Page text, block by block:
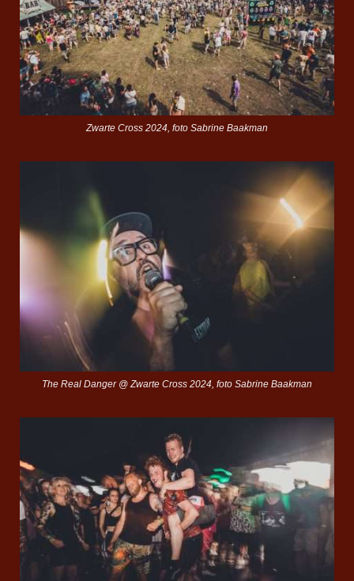
Zwarte Cross 2024, foto Sabrine Baakman
The Real Danger @ Zwarte Cross 2024, foto Sabrine Baakman